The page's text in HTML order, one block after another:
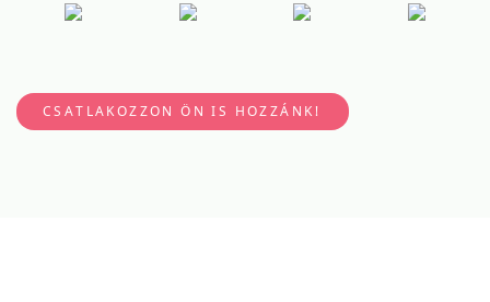
CSATLAKOZZON ÖN IS HOZZÁNK!